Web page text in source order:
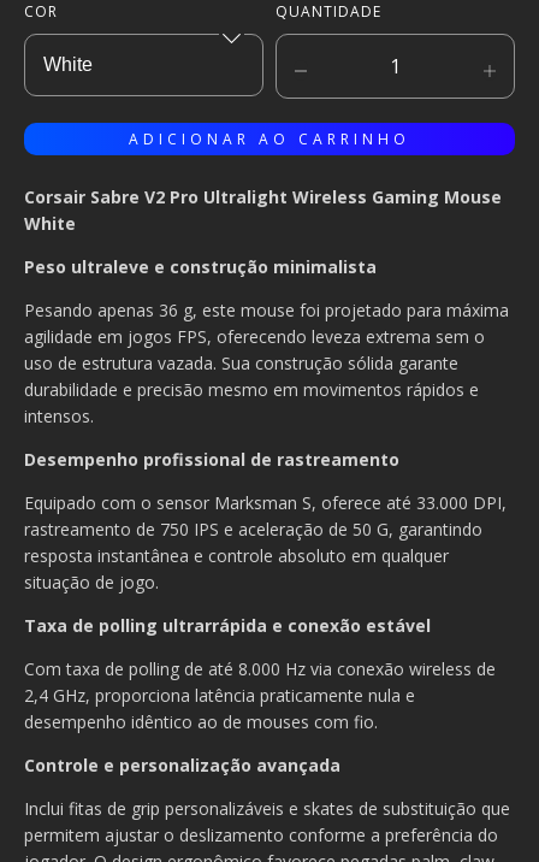
COR QUANTIDADE
Corsair Sabre V2 Pro Ultralight Wireless Gaming Mouse
White
Peso ultraleve e construção minimalista
Pesando apenas 36 g, este mouse foi projetado para máxima
agilidade em jogos FPS, oferecendo leveza extrema sem o
uso de estrutura vazada. Sua construção sólida garante
durabilidade e precisão mesmo em movimentos rápidos e
intensos.
Desempenho profissional de rastreamento
Equipado com o sensor Marksman S, oferece até 33.000 DPI,
rastreamento de 750 IPS e aceleração de 50 G, garantindo
resposta instantânea e controle absoluto em qualquer
situação de jogo.
Taxa de polling ultrarrápida e conexão estável
Com taxa de polling de até 8.000 Hz via conexão wireless de
2,4 GHz, proporciona latência praticamente nula e
desempenho idêntico ao de mouses com fio.
Controle e personalização avançada
Inclui fitas de grip personalizáveis e skates de substituição que
permitem ajustar o deslizamento conforme a preferência do